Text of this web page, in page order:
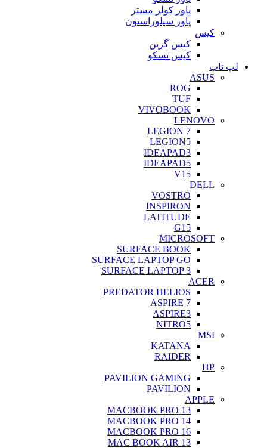
پاور کولر مستر
پاور سیلوراستون
کیس
کیس گرین
کیس تسکو
لپ تاپ
ASUS
ROG
TUF
VIVOBOOK
LENOVO
LEGION 7
LEGION5
IDEAPAD3
IDEAPAD5
V15
DELL
VOSTRO
INSPIRON
LATITUDE
G15
MICROSOFT
SURFACE BOOK
SURFACE LAPTOP GO
SURFACE LAPTOP 3
ACER
PREDATOR HELIOS
ASPIRE 7
ASPIRE3
NITRO5
MSI
KATANA
RAIDER
HP
PAVILION GAMING
PAVILION
APPLE
MACBOOK PRO 13
MACBOOK PRO 14
MACBOOK PRO 16
MAC BOOK AIR 13